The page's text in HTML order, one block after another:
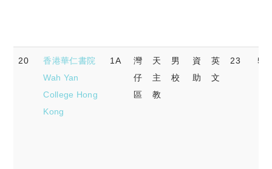
20
香港華仁書院
Wah Yan
College Hong
Kong
1A
灣
仔
區
天
主
教
男
校
資
助
英
文
23